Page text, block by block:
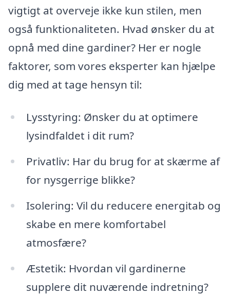
vigtigt at overveje ikke kun stilen, men
også funktionaliteten. Hvad ønsker du at
opnå med dine gardiner? Her er nogle
faktorer, som vores eksperter kan hjælpe
dig med at tage hensyn til:
Lysstyring: Ønsker du at optimere
lysindfaldet i dit rum?
Privatliv: Har du brug for at skærme af
for nysgerrige blikke?
Isolering: Vil du reducere energitab og
skabe en mere komfortabel
atmosfære?
Æstetik: Hvordan vil gardinerne
supplere dit nuværende indretning?